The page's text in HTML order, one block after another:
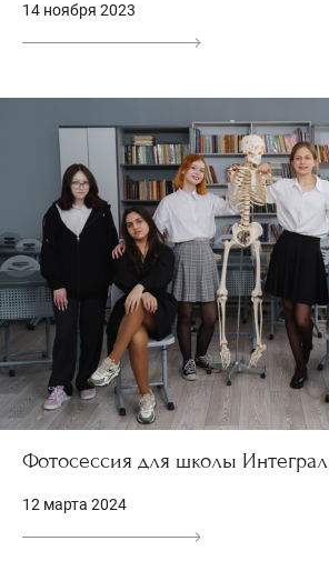
14 ноября 2023
Фотосессия для школы Интеграл
12 марта 2024